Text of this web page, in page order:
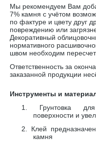
Мы рекомендуем Вам
7% камня с учётом
по фактуре и цвету друг
повреждению или
Декоративный
нормативного
швом необходим пересчет
Ответственность за
заказанной продукции
Инструменты и
1. Грунтовка
поверхности и
2. Клей
камня